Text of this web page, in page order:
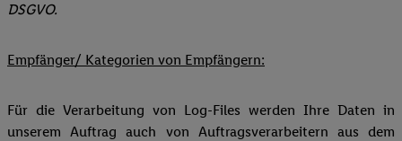
DSGVO.
Empfänger/ Kategorien von Empfängern:
Für die Verarbeitung von Log-Files werden Ihre Daten in
unserem Auftrag auch von Auftragsverarbeitern aus dem